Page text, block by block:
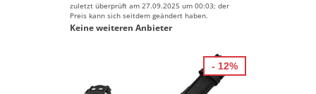
zuletzt überprüft am 27.09.2025 um 00:03; der
Preis kann sich seitdem geändert haben.
Keine weiteren Anbieter
- 12%